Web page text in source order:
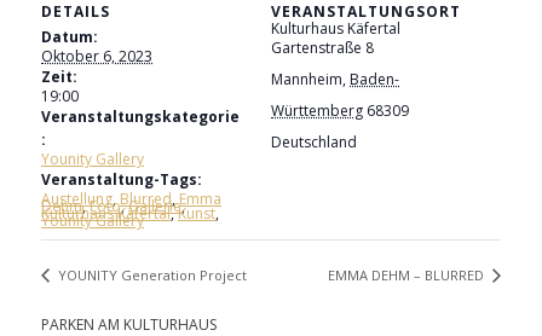
DETAILS
Datum:
Oktober 6, 2023
Zeit:
19:00
Veranstaltungskategorie
:
Younity Gallery
Veranstaltung-Tags:
Austellung,Blurred,Emma
Dehm,Foto,Gallerie,
Kulturhaus Käfertal,Kunst,
Younity Gallery
VERANSTALTUNGSORT
Kulturhaus Käfertal
Gartenstraße 8
Mannheim, Baden-
Württemberg 68309
Deutschland
YOUNITY Generation Project EMMA DEHM – BLURRED
PARKEN AM KULTURHAUS